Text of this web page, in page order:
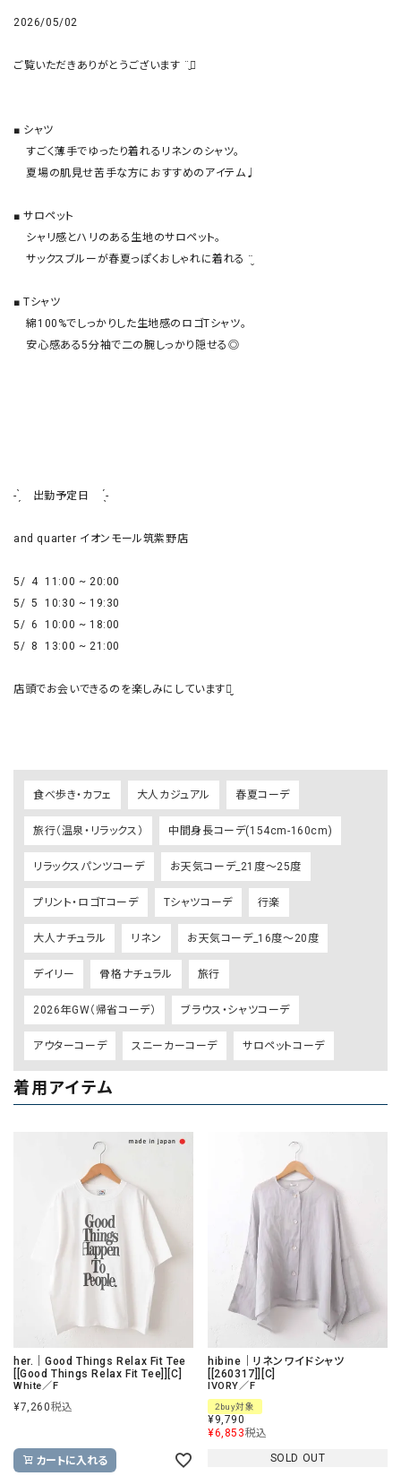
2026/05/02
ご覧いただきありがとうございます ¨̮⃝
■ シャツ
    すごく薄手でゆったり着れるリネンのシャツ。
    夏場の肌見せ苦手な方におすすめのアイテム♩
■ サロペット
    サックスブルーが春夏っぽくおしゃれに着れる ¨̮
■ Tシャツ
    綿100%でしっかりした生地感のロゴTシャツ。
- ̗̀    出勤予定日     ̖́-
and quarter イオンモール筑紫野店
5/  4  11:00 ~ 20:00
5/  5  10:30 ~ 19:30
5/  6  10:00 ~ 18:00
5/  8  13:00 ~ 21:00
店頭でお会いできるのを楽しみにしていますꪔ̤̮
食べ歩き・カフェ 大人カジュアル 春夏コーデ
旅行（温泉・リラックス） 中間身長コーデ(154cm-160cm)
リラックスパンツコーデ お天気コーデ_21度～25度
プリント・ロゴTコーデ Tシャツコーデ 行楽
大人ナチュラル リネン お天気コーデ_16度～20度
デイリー 骨格ナチュラル 旅行
2026年GW（帰省コーデ） ブラウス・シャツコーデ
アウターコーデ スニーカーコーデ サロペットコーデ
着用アイテム
her.｜Good Things Relax Fit Tee
[[Good Things Relax Fit Tee]][C]
White／F
¥7,260税込
カートに入れる
hibine｜リネンワイドシャツ
[[260317]][C]
IVORY／F
2buy対象
¥9,790
¥6,853税込
SOLD OUT